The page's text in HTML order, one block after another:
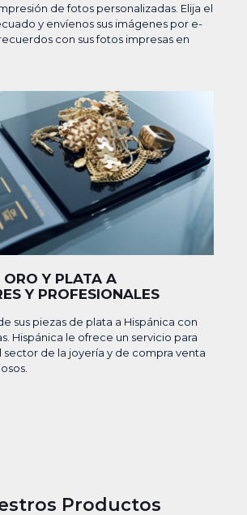
de fotos personalizadas. Elija el
y envíenos sus imágenes por e-
con sus fotos impresas en
ORO Y PLATA A
Y PROFESIONALES
sus piezas de plata a Hispánica con
Hispánica le ofrece un servicio para
sector de la joyería y de compra venta
Productos